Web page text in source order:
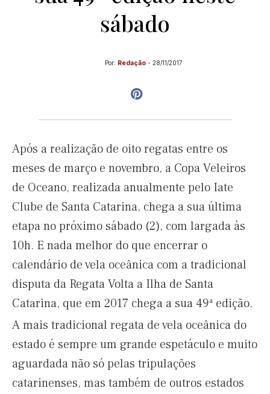
sábado
Por: Redação - 28/11/2017
Após a realização de oito regatas entre os
meses de março e novembro, a Copa Veleiros
de Oceano, realizada anualmente pelo Iate
Clube de Santa Catarina, chega a sua última
etapa no próximo sábado (2), com largada às
10h. E nada melhor do que encerrar o
calendário de vela oceânica com a tradicional
disputa da Regata Volta a Ilha de Santa
Catarina, que em 2017 chega a sua 49ª edição.
A mais tradicional regata de vela oceânica do
estado é sempre um grande espetáculo e muito
aguardada não só pelas tripulações
catarinenses, mas também de outros estados